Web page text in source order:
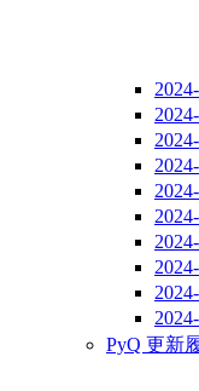
PyQ 更新